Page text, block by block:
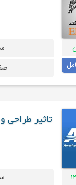
تاثیر طراحی